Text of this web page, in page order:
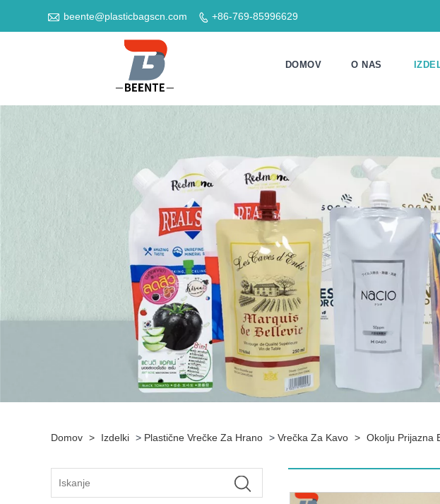
 beente@plasticbagscn.com  +86-769-85996629
DOMOV O NAS
Domov > Izdelki > Plastične Vrečke Za Hrano > Vrečka Za Kavo > Okolju Prijazna